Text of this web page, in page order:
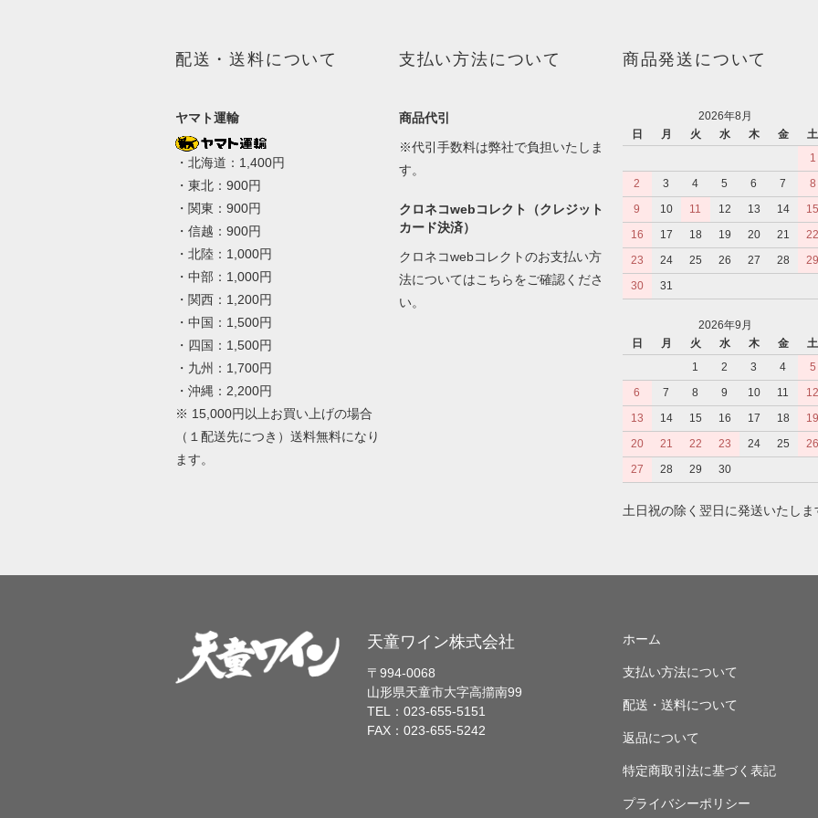
配送・送料について
ヤマト運輸
・北海道：1,400円
・東北：900円
・関東：900円
・信越：900円
・北陸：1,000円
・中部：1,000円
・関西：1,200円
・中国：1,500円
・四国：1,500円
・九州：1,700円
・沖縄：2,200円
※ 15,000円以上お買い上げの場合
（１配送先につき）送料無料になり
ます。
支払い方法について
商品代引
※代引手数料は弊社で負担いたしま
す。
クロネコwebコレクト（クレジット
カード決済）
クロネコwebコレクトのお支払い方
法についてはこちらをご確認くださ
い。
商品発送について
2026年8月
日
月 火 水 木 金
土
1
2
3 4 5 6 7
8
9
10 11 12 13 14
15
16
17 18 19 20 21
22
23
24 25 26 27 28
29
30
31
2026年9月
日
月 火 水 木 金
土
1
2 3 4
5
6
7 8 9 10 11
12
13
14 15 16 17 18
19
20
21 22 23 24 25
26
27
28 29 30
土日祝の除く翌日に発送いたしま
天童ワイン株式会社
〒994-0068
山形県天童市大字高擶南99
TEL：023-655-5151
FAX：023-655-5242
ホーム
支払い方法について
配送・送料について
返品について
特定商取引法に基づく表記
プライバシーポリシー